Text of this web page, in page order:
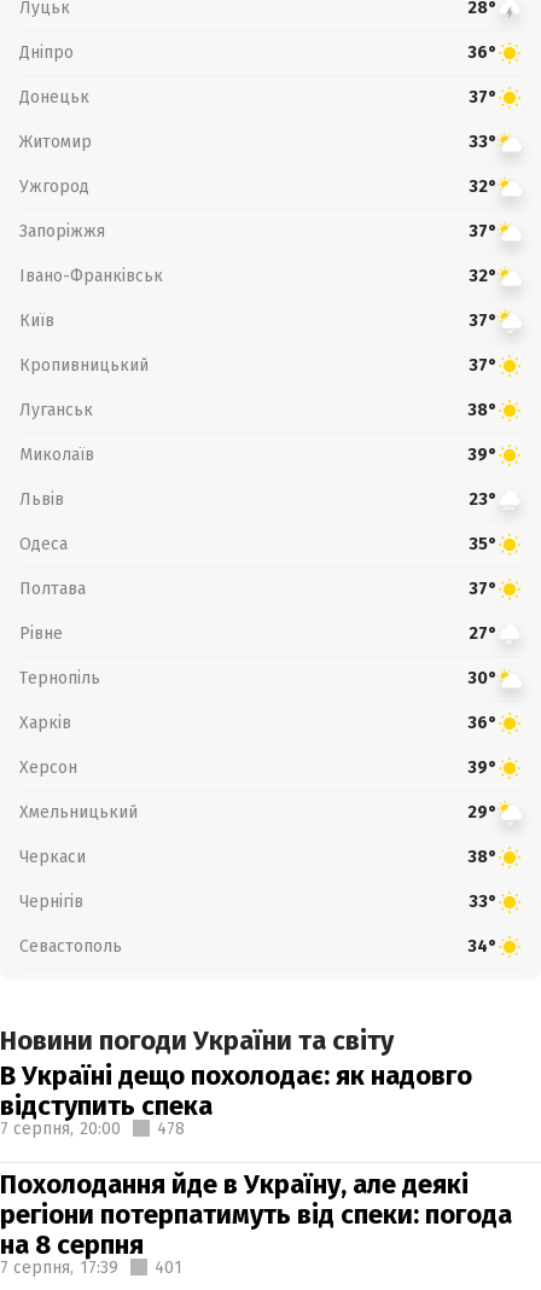
Луцьк 28°
Дніпро 36°
Донецьк 37°
Житомир 33°
Ужгород 32°
Запоріжжя 37°
Івано-Франківськ 32°
Київ 37°
Кропивницький 37°
Луганськ 38°
Миколаїв 39°
Львів 23°
Одеса 35°
Полтава 37°
Рівне 27°
Тернопіль 30°
Харків 36°
Херсон 39°
Хмельницький 29°
Черкаси 38°
Чернігів 33°
Севастополь 34°
Новини погоди України та світу
В Україні дещо похолодає: як надовго
відступить спека
7 серпня, 20:00 478
Похолодання йде в Україну, але деякі
регіони потерпатимуть від спеки: погода
на 8 серпня
7 серпня, 17:39 401